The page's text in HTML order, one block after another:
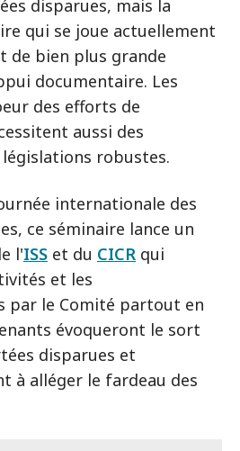
disparues, mais la
qui se joue actuellement
de bien plus grande
documentaire. Les
des efforts de
aussi des
robustes.
internationale des
ce séminaire lance un
l'ISS et du CICR qui
et les
par le Comité partout en
évoqueront le sort
disparues et
à alléger le fardeau des